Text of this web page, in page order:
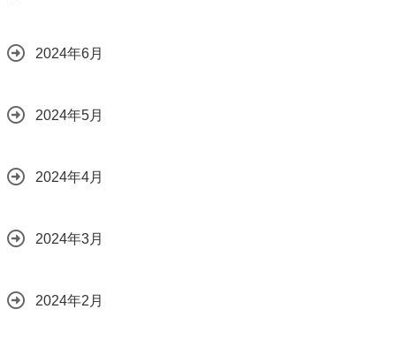
2024年6月
2024年5月
2024年4月
2024年3月
2024年2月